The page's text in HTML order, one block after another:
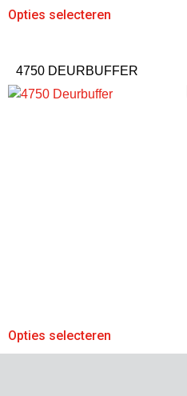
Opties selecteren
4750 DEURBUFFER
Opties selecteren